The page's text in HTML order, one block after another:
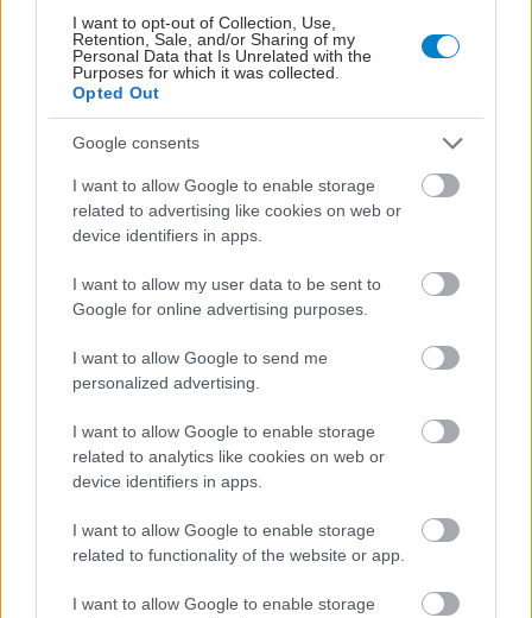
I want to opt-out of Collection, Use,
Retention, Sale, and/or Sharing of my
Personal Data that Is Unrelated with the
Purposes for which it was collected.
Opted Out
Google consents
I want to allow Google to enable storage
related to advertising like cookies on web or
device identifiers in apps.
I want to allow my user data to be sent to
Google for online advertising purposes.
I want to allow Google to send me
personalized advertising.
I want to allow Google to enable storage
related to analytics like cookies on web or
device identifiers in apps.
I want to allow Google to enable storage
related to functionality of the website or app.
I want to allow Google to enable storage
ΜΠΕΙΤΕ ΣΤΗ ΣΥΖΗΤΗΣΗ
Προσθήκη Σχολίου
ΣΗΜΕΡΑ ΣΤΟ IATRONET.GR